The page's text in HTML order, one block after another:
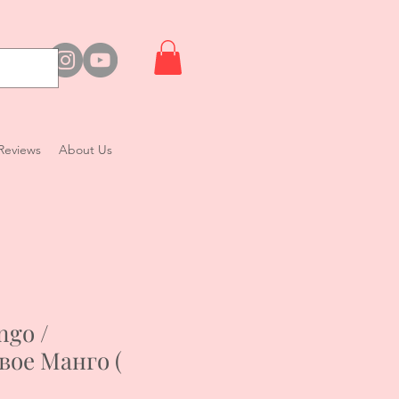
About Us
/
Манго (